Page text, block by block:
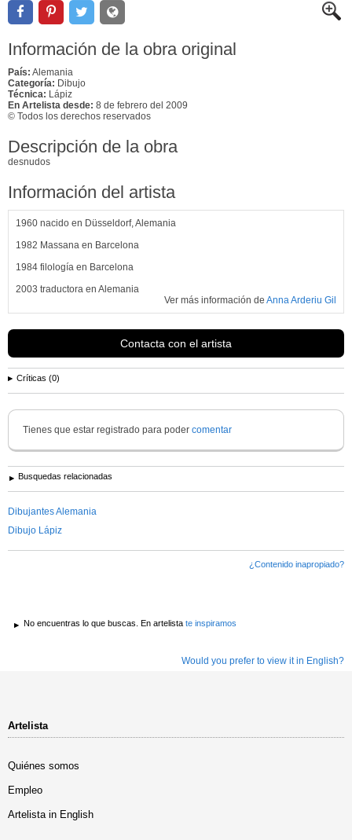
Información de la obra original
País: Alemania
Categoría: Dibujo
Técnica: Lápiz
En Artelista desde: 8 de febrero del 2009
© Todos los derechos reservados
Descripción de la obra
desnudos
Información del artista
1960 nacido en Düsseldorf, Alemania
1982 Massana en Barcelona
1984 filología en Barcelona
2003 traductora en Alemania
Ver más información de Anna Arderiu Gil
Contacta con el artista
Críticas (0)
Tienes que estar registrado para poder comentar
Busquedas relacionadas
Dibujantes Alemania
Dibujo Lápiz
¿Contenido inapropiado?
No encuentras lo que buscas. En artelista te inspiramos
Would you prefer to view it in English?
Artelista
Quiénes somos
Empleo
Artelista in English